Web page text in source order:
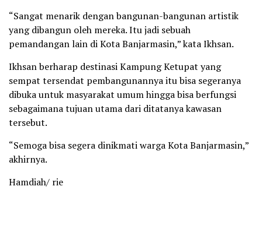
“Sangat menarik dengan bangunan-bangunan artistik
yang dibangun oleh mereka. Itu jadi sebuah
pemandangan lain di Kota Banjarmasin,” kata Ikhsan.
Ikhsan berharap destinasi Kampung Ketupat yang
sempat tersendat pembangunannya itu bisa segeranya
dibuka untuk masyarakat umum hingga bisa berfungsi
sebagaimana tujuan utama dari ditatanya kawasan
tersebut.
“Semoga bisa segera dinikmati warga Kota Banjarmasin,”
akhirnya.
Hamdiah/ rie